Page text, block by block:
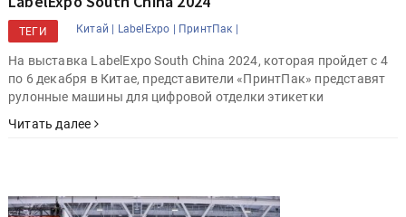
ТЕГИ Китай | LabelExpo | ПринтПак |
На выставка LabelExpo South China 2024, которая пройдет с 4
по 6 декабря в Китае, представители «ПринтПак» представят
рулонные машины для цифровой отделки этикетки
Читать далее